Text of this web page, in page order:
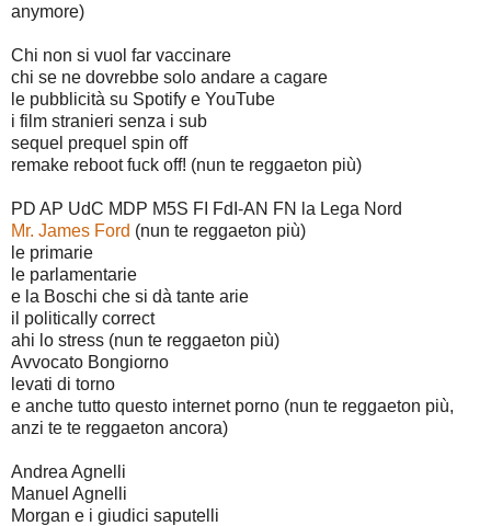
anymore)
Chi non si vuol far vaccinare
chi se ne dovrebbe solo andare a cagare
le pubblicità su Spotify e YouTube
i film stranieri senza i sub
sequel prequel spin off
remake reboot fuck off! (nun te reggaeton più)
PD AP UdC MDP M5S FI FdI-AN FN la Lega Nord
Mr. James Ford (nun te reggaeton più)
le primarie
le parlamentarie
e la Boschi che si dà tante arie
il politically correct
ahi lo stress (nun te reggaeton più)
Avvocato Bongiorno
levati di torno
e anche tutto questo internet porno (nun te reggaeton più,
anzi te te reggaeton ancora)
Andrea Agnelli
Manuel Agnelli
Morgan e i giudici saputelli